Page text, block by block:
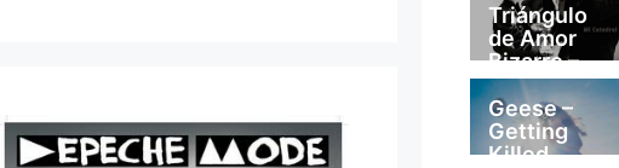
Triángulo
de Amor
Bizarro –
Mi
Catedral
Geese –
Getting
Killed